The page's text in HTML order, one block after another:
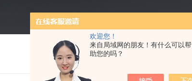
欢迎您！
来自局域网的朋友！有什么可以帮
助您的吗？